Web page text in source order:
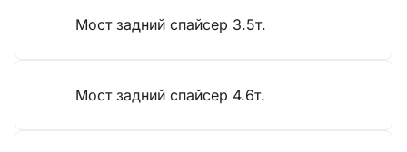
Мост задний спайсер 3.5т.
Мост задний спайсер 4.6т.